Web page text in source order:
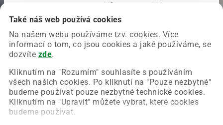
Také náš web používá cookies
Na našem webu používáme tzv. cookies. Více
informací o tom, co jsou cookies a jaké používáme, se
dozvíte zde.
Kliknutím na "Rozumím" souhlasíte s používáním
všech našich cookies. Po kliknutí na "Pouze nezbytné"
budeme používat pouze nezbytné technické cookies.
Kliknutím na "Upravit" můžete vybrat, které cookies
budeme používat.
Chyba nastala na naší straně a už ji opravujeme.
Zkuste prosím znovu načíst požadovanou stránku.
Obnovit stránku Úvodní strana